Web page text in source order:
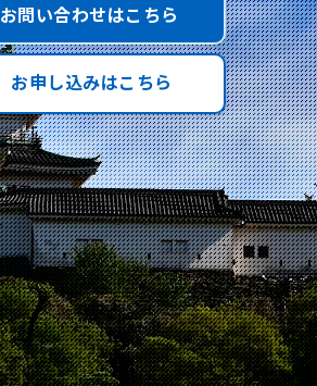
お問い合わせはこちら
お申し込みはこちら